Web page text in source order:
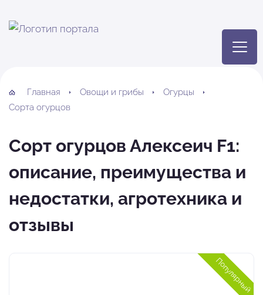
Главная Овощи и грибы
Огурцы
Сорта огурцов
Сорт огурцов Алексеич F1:
описание, преимущества и
недостатки, агротехника и
отзывы
Популярный